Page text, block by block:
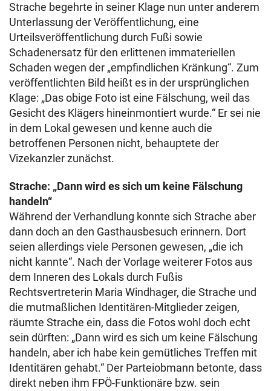
Strache begehrte in seiner Klage nun unter anderem
Unterlassung der Veröffentlichung, eine
Urteilsveröffentlichung durch Fußi sowie
Schadenersatz für den erlittenen immateriellen
Schaden wegen der „empfindlichen Kränkung“. Zum
veröffentlichten Bild heißt es in der ursprünglichen
Klage: „Das obige Foto ist eine Fälschung, weil das
Gesicht des Klägers hineinmontiert wurde.“ Er sei nie
in dem Lokal gewesen und kenne auch die
betroffenen Personen nicht, behauptete der
Vizekanzler zunächst.
Strache: „Dann wird es sich um keine Fälschung
handeln“
Während der Verhandlung konnte sich Strache aber
dann doch an den Gasthausbesuch erinnern. Dort
seien allerdings viele Personen gewesen, „die ich
nicht kannte“. Nach der Vorlage weiterer Fotos aus
dem Inneren des Lokals durch Fußis
Rechtsvertreterin Maria Windhager, die Strache und
die mutmaßlichen Identitären-Mitglieder zeigen,
räumte Strache ein, dass die Fotos wohl doch echt
sein dürften: „Dann wird es sich um keine Fälschung
handeln, aber ich habe kein gemütliches Treffen mit
Identitären gehabt.“ Der Parteiobmann betonte, dass
direkt neben ihm FPÖ-Funktionäre bzw. sein